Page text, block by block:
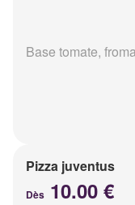
Base tomate,
Pizza juventus
Dès 10.00 €